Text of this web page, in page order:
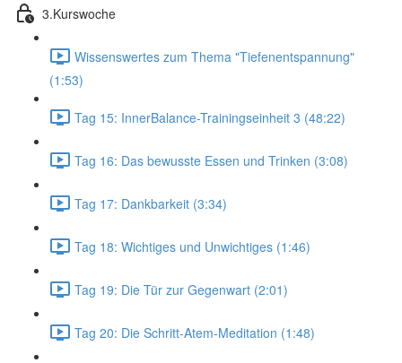
3.Kurswoche
Wissenswertes zum Thema "Tiefenentspannung"
(1:53)
Tag 15: InnerBalance-Trainingseinheit 3 (48:22)
Tag 16: Das bewusste Essen und Trinken (3:08)
Tag 17: Dankbarkeit (3:34)
Tag 18: Wichtiges und Unwichtiges (1:46)
Tag 19: Die Tür zur Gegenwart (2:01)
Tag 20: Die Schritt-Atem-Meditation (1:48)